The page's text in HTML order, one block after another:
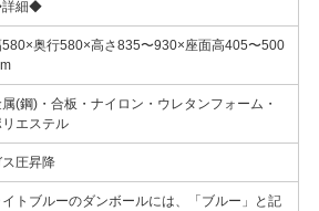
細◆
580×奥行580×高さ835〜930×座面高405〜500
(鋼)・合板・ナイロン・ウレタンフォーム・
エステル
ス圧昇降
イトブルーのダンボールには、「ブルー」と記